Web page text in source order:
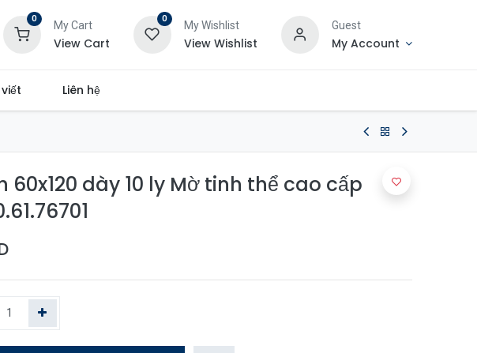
0
My Cart
View Cart
0
My Wishlist
View Wishlist
Guest
My Account
Liên hệ
60x120 dày 10 ly Mờ tinh thể cao cấp